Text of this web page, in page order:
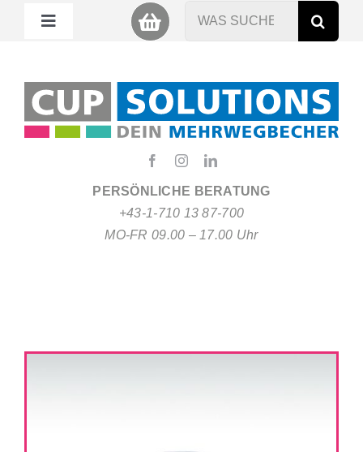
PERSÖNLICHE BERATUNG
+43-1-710 13 87-700
MO-FR 09.00 – 17.00 Uhr
Toggle
Miet Cup
Nachhaltigkeit
Suche